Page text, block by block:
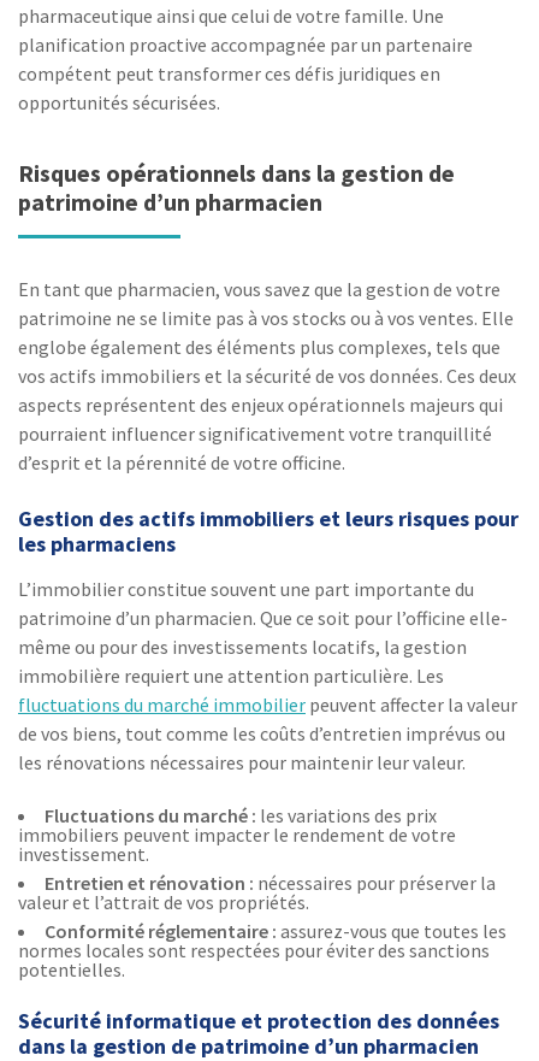
pharmaceutique ainsi que celui de votre famille. Une
planification proactive accompagnée par un partenaire
compétent peut transformer ces défis juridiques en
opportunités sécurisées.
Risques opérationnels dans la gestion de
patrimoine d’un pharmacien
En tant que pharmacien, vous savez que la gestion de votre
patrimoine ne se limite pas à vos stocks ou à vos ventes. Elle
englobe également des éléments plus complexes, tels que
vos actifs immobiliers et la sécurité de vos données. Ces deux
aspects représentent des enjeux opérationnels majeurs qui
pourraient influencer significativement votre tranquillité
d’esprit et la pérennité de votre officine.
Gestion des actifs immobiliers et leurs risques pour
les pharmaciens
L’immobilier constitue souvent une part importante du
patrimoine d’un pharmacien. Que ce soit pour l’officine elle-
même ou pour des investissements locatifs, la gestion
immobilière requiert une attention particulière. Les
fluctuations du marché immobilier peuvent affecter la valeur
de vos biens, tout comme les coûts d’entretien imprévus ou
les rénovations nécessaires pour maintenir leur valeur.
Fluctuations du marché : les variations des prix
immobiliers peuvent impacter le rendement de votre
investissement.
Entretien et rénovation : nécessaires pour préserver la
valeur et l’attrait de vos propriétés.
Conformité réglementaire : assurez-vous que toutes les
normes locales sont respectées pour éviter des sanctions
potentielles.
Sécurité informatique et protection des données
dans la gestion de patrimoine d’un pharmacien